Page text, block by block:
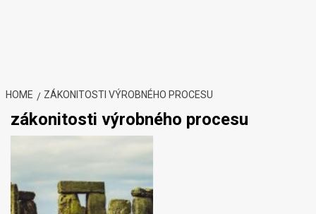
HOME ZÁKONITOSTI VÝROBNÉHO PROCESU
zákonitosti výrobného procesu